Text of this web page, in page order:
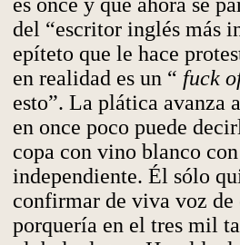
es once y que ahora se
del “escritor inglés más
epíteto que le hace
en realidad es un “ fuck
esto”. La plática avanza
en once poco puede
copa con vino blanco
independiente. Él sólo
confirmar de viva voz de
porquería en el tres mil